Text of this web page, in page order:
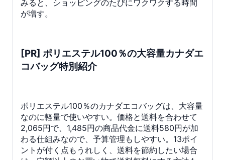
みると、ショッピングのたびにワクワクする時間
が増す。
[PR] ポリエステル100％の大容量カナダエ
コバッグ特別紹介
ポリエステル100％のカナダエコバッグは、大容量
なのに軽量で使いやすい。価格と送料を合わせて
2,065円で、1,485円の商品代金に送料580円が加
わる仕組みなので、予算管理もしやすい。13ポイ
ントが付く点もうれしく、送料を節約したい場合